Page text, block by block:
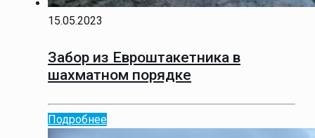
15.05.2023
Забор из Евроштакетника в
шахматном порядке
Подробнее